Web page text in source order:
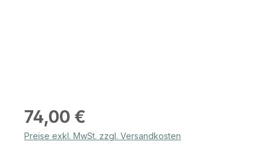
Regulärer Preis:
74,00 €
Preise exkl. MwSt. zzgl. Versandkosten